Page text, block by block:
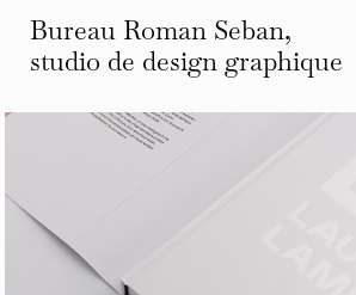
Bureau Roman Seban,
studio de design graphique
tous les projets